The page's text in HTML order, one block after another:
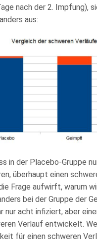
nach der 2. Impfung),
aus:
in der Placebo-Gruppe
überhaupt einen
Frage aufwirft, warum
bei der Gruppe der
nur acht infiziert, aber
Verlauf entwickelt.
für einen schweren